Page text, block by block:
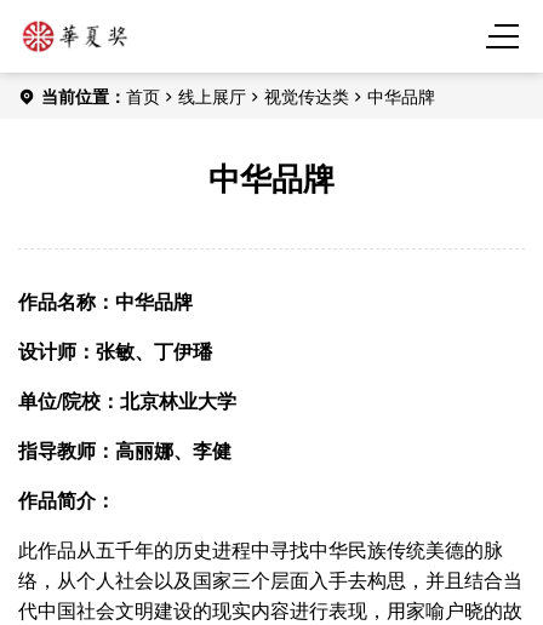
当前位置： 首页 线上展厅 视觉传达类 中华品牌
中华品牌
作品名称：中华品牌
设计师：张敏、丁伊璠
单位/院校：北京林业大学
指导教师：高丽娜、李健
作品简介：
此作品从五千年的历史进程中寻找中华民族传统美德的脉
络，从个人社会以及国家三个层面入手去构思，并且结合当
代中国社会文明建设的现实内容进行表现，用家喻户晓的故